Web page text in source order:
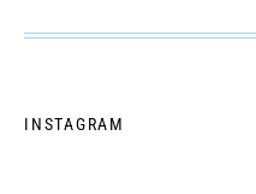
INSTAGRAM